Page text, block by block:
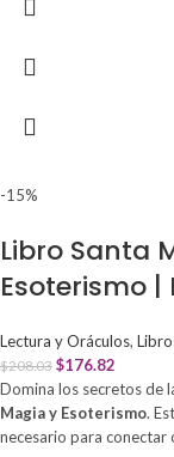
-15%
Libro Santa
Esoterismo |
Lectura y Oráculos,
$208.03 $176.82
Domina los secretos de
Magia y Esoterismo.
necesario para conectar